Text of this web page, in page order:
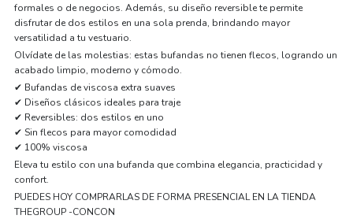
formales o de negocios. Además, su diseño reversible te permite
disfrutar de dos estilos en una sola prenda, brindando mayor
versatilidad a tu vestuario.
Olvídate de las molestias: estas bufandas no tienen flecos, logrando un
acabado limpio, moderno y cómodo.
✔ Bufandas de viscosa extra suaves
✔ Diseños clásicos ideales para traje
✔ Reversibles: dos estilos en uno
✔ Sin flecos para mayor comodidad
✔ 100% viscosa
Eleva tu estilo con una bufanda que combina elegancia, practicidad y
confort.
PUEDES HOY COMPRARLAS DE FORMA PRESENCIAL EN LA TIENDA
THEGROUP -CONCON